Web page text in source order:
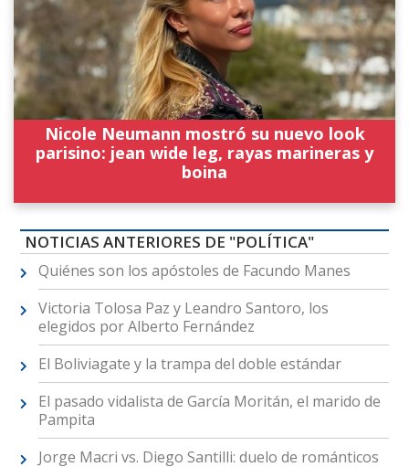
Nicole Neumann mostró su nuevo look
parisino: jean wide leg, rayas marineras y
boina
NOTICIAS ANTERIORES DE "POLÍTICA"
Quiénes son los apóstoles de Facundo Manes
Victoria Tolosa Paz y Leandro Santoro, los
elegidos por Alberto Fernández
El Boliviagate y la trampa del doble estándar
El pasado vidalista de García Moritán, el marido de
Pampita
Jorge Macri vs. Diego Santilli: duelo de románticos